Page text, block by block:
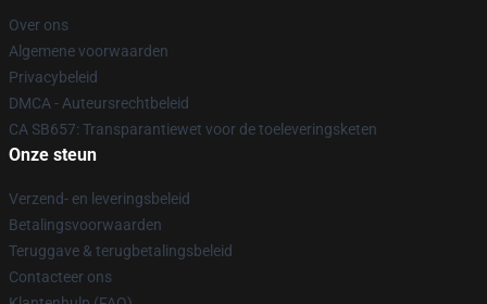
Over ons
Algemene voorwaarden
Privacybeleid
DMCA - Auteursrechtbeleid
CA SB657: Transparantiewet voor de toeleveringsketen
Onze steun
Verzend- en leveringsbeleid
Betalingsvoorwaarden
Teruggave & terugbetalingsbeleid
Contacteer ons